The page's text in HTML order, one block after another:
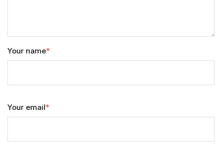
Your name*
Your email*